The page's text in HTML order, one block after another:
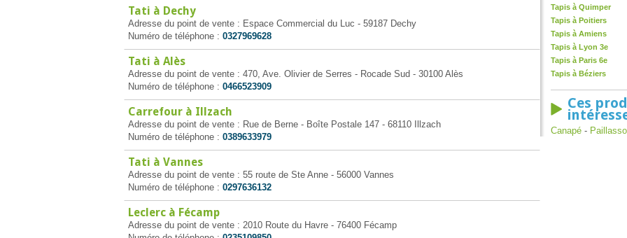
Tati à Dechy
Adresse du point de vente : Espace Commercial du Luc - 59187 Dechy
Numéro de téléphone : 0327969628
Tati à Alès
Adresse du point de vente : 470, Ave. Olivier de Serres - Rocade Sud - 30100 Alès
Numéro de téléphone : 0466523909
Carrefour à Illzach
Adresse du point de vente : Rue de Berne - Boîte Postale 147 - 68110 Illzach
Numéro de téléphone : 0389633979
Tati à Vannes
Adresse du point de vente : 55 route de Ste Anne - 56000 Vannes
Numéro de téléphone : 0297636132
Leclerc à Fécamp
Adresse du point de vente : 2010 Route du Havre - 76400 Fécamp
Tapis à Quimper
Tapis à Poitiers
Tapis à Amiens
Tapis à Lyon 3e
Tapis à Paris 6e
Tapis à Béziers
Ces
Canapé -